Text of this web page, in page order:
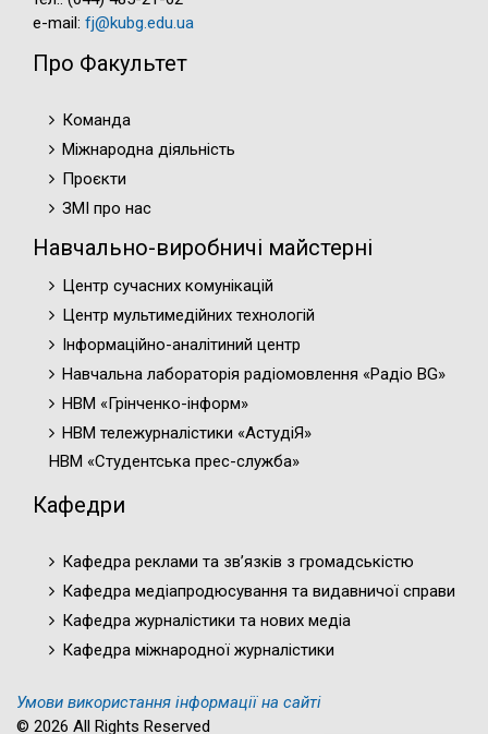
e-mail: fj@kubg.edu.ua
Про Факультет
Команда
Міжнародна діяльність
Проєкти
ЗМІ про нас
Навчально-виробничі майстерні
Центр сучасних комунікацій
Центр мультимедійних технологій
Інформаційно-аналітиний центр
Навчальна лабораторія радіомовлення «Радіо BG»
НВМ «Грінченко-інформ»
НВМ тележурналістики «АстудіЯ»
НВМ «Студентська прес-служба»
Кафедри
Кафедра реклами та зв’язків з громадськістю
Кафедра медіапродюсування та видавничої справи
Кафедра журналістики та нових медіа
Кафедра міжнародної журналістики
Умови використання інформації на сайті
© 2026 All Rights Reserved